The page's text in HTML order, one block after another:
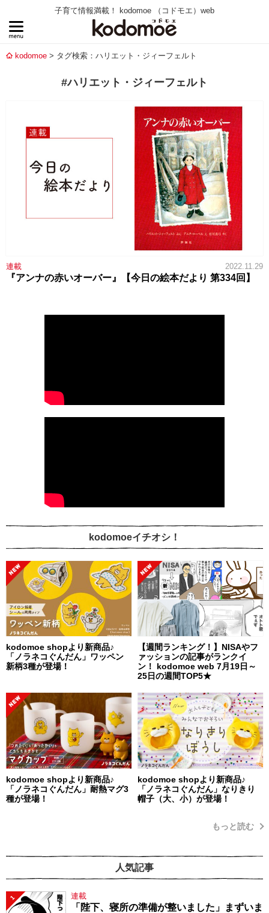
子育て情報満載！ kodomoe （コドモエ）web
kodomoe タグ検索：ハリエット・ジィーフェルト
#ハリエット・ジィーフェルト
連載 2022.11.29
『アンナの赤いオーバー』【今日の絵本だより 第334回】
kodomoeイチオシ！
kodomoe shopより新商品♪
「ノラネコぐんだん」ワッペン
新柄3種が登場！
【週間ランキング！】NISAやフ
ァッションの記事がランクイ
ン！ kodomoe web 7月19日～
25日の週間TOP5★
kodomoe shopより新商品♪
「ノラネコぐんだん」耐熱マグ3
種が登場！
kodomoe shopより新商品♪
「ノラネコぐんだん」なりきり
帽子（大、小）が登場！
もっと読む
人気記事
1 連載
「陛下、寝所の準備が整いました」まずいま